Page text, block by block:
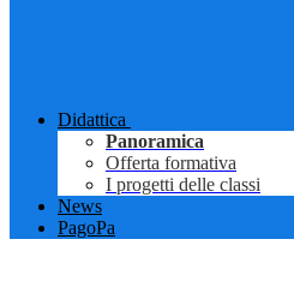
Didattica
Panoramica
Offerta formativa
I progetti delle classi
News
PagoPa